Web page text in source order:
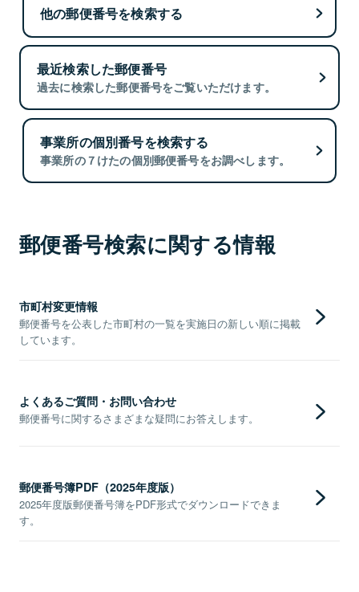
他の郵便番号を検索する
最近検索した郵便番号
過去に検索した郵便番号をご覧いただけます。
事業所の個別番号を検索する
事業所の７けたの個別郵便番号をお調べします。
郵便番号検索に関する情報
市町村変更情報
郵便番号を公表した市町村の一覧を実施日の新しい順に掲載
しています。
よくあるご質問・お問い合わせ
郵便番号に関するさまざまな疑問にお答えします。
郵便番号簿PDF（2025年度版）
2025年度版郵便番号簿をPDF形式でダウンロードできま
す。